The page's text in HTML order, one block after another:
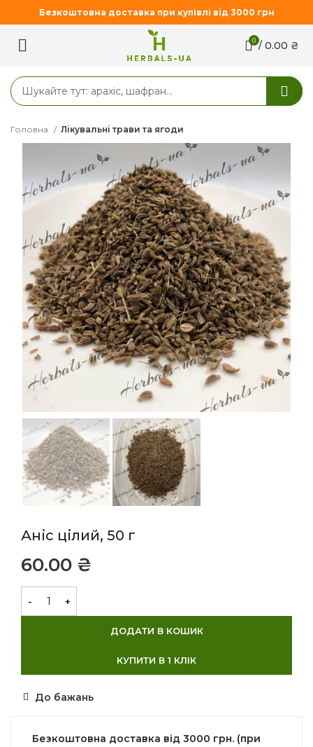
0 / 0.00 ₴
Головна Лікувальні трави та ягоди
Аніс цілий, 50 г
₴
ДОДАТИ В КОШИК
КУПИТИ В 1 КЛІК
Безкоштовна доставка від 3000 грн. (при
До бажань
Безкоштовна доставка при купівлі від 3000 грн